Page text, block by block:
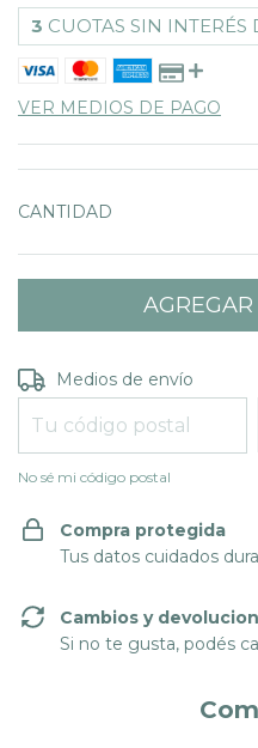
3 CUOTAS SIN INTERÉS
VER MEDIOS DE PAGO
CANTIDAD
Entregas para el CP:
Medios de envío
No sé mi código postal
Compra protegida
Tus datos cuidados
Cambios y
Si no te gusta, podés